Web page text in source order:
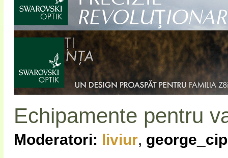
Echipamente pentru
Moderatori: liviur,